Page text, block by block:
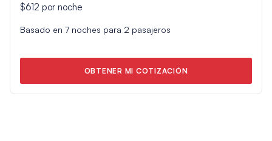
$612 por noche
Basado en 7noches para 2 pasajeros
OBTENER MI COTIZACIÓN